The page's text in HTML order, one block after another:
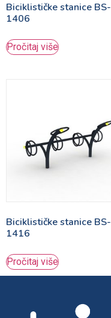
Biciklističke stanice BS-
1406
Pročitaj više
Biciklističke stanice BS-
1416
Pročitaj više